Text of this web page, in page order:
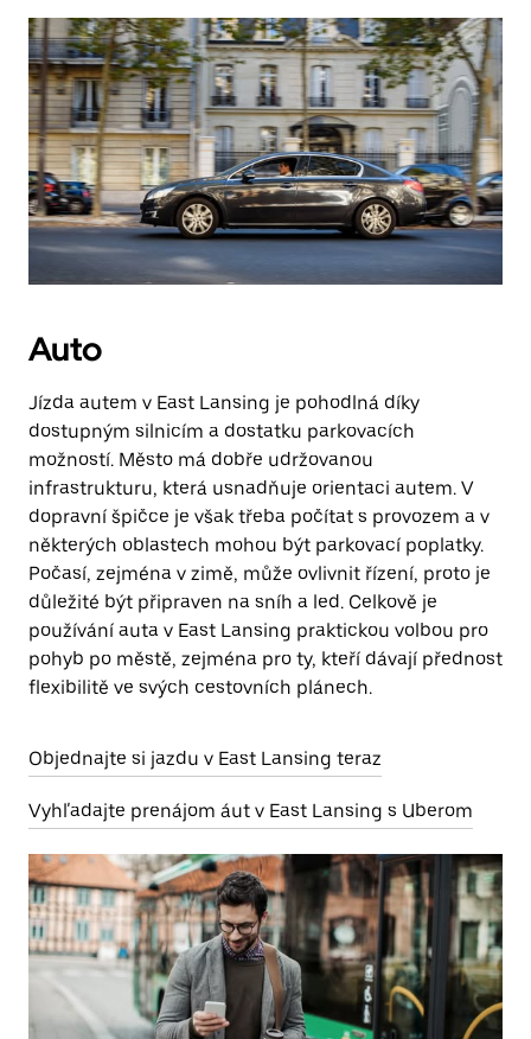
Auto
Jízda autem v East Lansing je pohodlná díky
dostupným silnicím a dostatku parkovacích
možností. Město má dobře udržovanou
infrastrukturu, která usnadňuje orientaci autem. V
dopravní špičce je však třeba počítat s provozem a v
některých oblastech mohou být parkovací poplatky.
Počasí, zejména v zimě, může ovlivnit řízení, proto je
důležité být připraven na sníh a led. Celkově je
používání auta v East Lansing praktickou volbou pro
pohyb po městě, zejména pro ty, kteří dávají přednost
flexibilitě ve svých cestovních plánech.
Objednajte si jazdu v East Lansing teraz
Vyhľadajte prenájom áut v East Lansing s Uberom